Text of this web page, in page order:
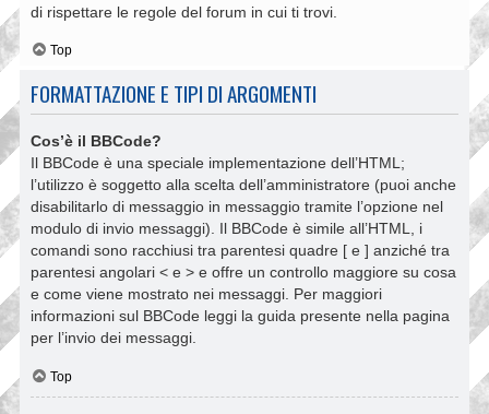
di rispettare le regole del forum in cui ti trovi.
Top
FORMATTAZIONE E TIPI DI ARGOMENTI
Cos’è il BBCode?
Il BBCode è una speciale implementazione dell’HTML;
l’utilizzo è soggetto alla scelta dell’amministratore (puoi anche
disabilitarlo di messaggio in messaggio tramite l’opzione nel
modulo di invio messaggi). Il BBCode è simile all’HTML, i
comandi sono racchiusi tra parentesi quadre [ e ] anziché tra
parentesi angolari < e > e offre un controllo maggiore su cosa
e come viene mostrato nei messaggi. Per maggiori
informazioni sul BBCode leggi la guida presente nella pagina
per l’invio dei messaggi.
Top